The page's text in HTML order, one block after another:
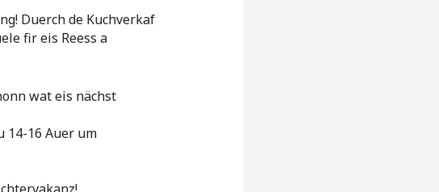
Duerch de Kuchverkaf
fir eis Reess a
wat eis nächst
14-16 Auer um